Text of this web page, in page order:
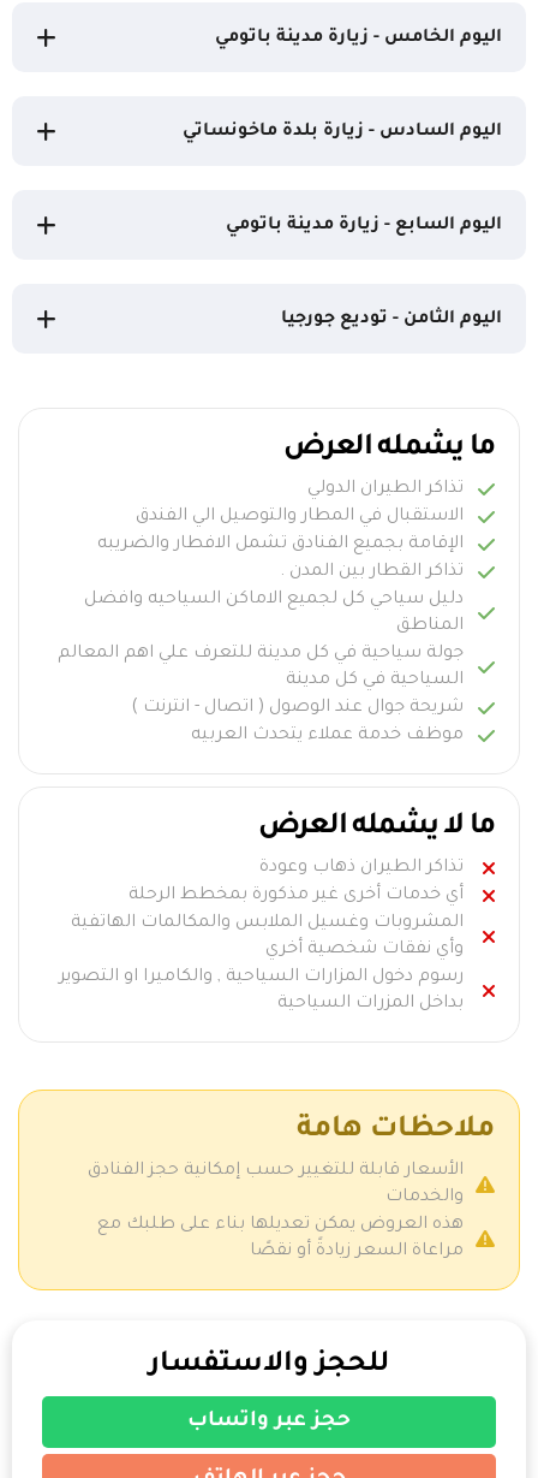
اليوم الخامس - زيارة مدينة باتومي
اليوم السادس - زيارة بلدة ماخونساتي
اليوم السابع - زيارة مدينة باتومي
اليوم الثامن - توديع جورجيا
ما يشمله العرض
تذاكر الطيران الدولي
الاستقبال في المطار والتوصيل الي الفندق
الإقامة بجميع الفنادق تشمل الافطار والضريبه
تذاكر القطار بين المدن .
دليل سياحي كل لجميع الاماكن السياحيه وافضل
المناطق
جولة سياحية في كل مدينة للتعرف علي اهم المعالم
السياحية في كل مدينة
شريحة جوال عند الوصول ( اتصال - انترنت )
موظف خدمة عملاء يتحدث العربيه
ما لا يشمله العرض
تذاكر الطيران ذهاب وعودة
أي خدمات أخرى غير مذكورة بمخطط الرحلة
المشروبات وغسيل الملابس والمكالمات الهاتفية
وأي نفقات شخصية أخري
رسوم دخول المزارات السياحية , والكاميرا او التصوير
بداخل المزرات السياحية
ملاحظات هامة
الأسعار قابلة للتغيير حسب إمكانية حجز الفنادق
والخدمات
هذه العروض يمكن تعديلها بناء على طلبك مع
مراعاة السعر زيادةً أو نقصًا
للحجز والاستفسار
حجز عبر واتساب